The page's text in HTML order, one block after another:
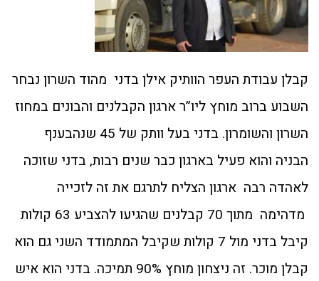
קבלן עבודת העפר הוותיק אילן בדני מהוד השרון נבחר
השבוע ברוב מוחץ ליו”ר ארגון הקבלנים והבונים במחוז
השרון והשומרון. בדני בעל וותק של 45 שנהבענף
הבניה והוא פעיל בארגון כבר שנים רבות, בדני שזוכה
לאהדה רבה ארגון הצליח לתרגם את זה לזכייה
מדהימה מתוך 70 קבלנים שהגיעו להצביע 63 קולות
קיבל בדני מול 7 קולות שקיבל המתמודד השני גם הוא
קבלן מוכר. זה ניצחון מוחץ 90% תמיכה. בדני הוא איש